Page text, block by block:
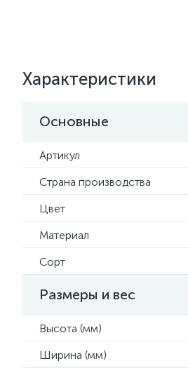
Характеристики
Основные
Артикул
Страна производства
Цвет
Материал
Сорт
Размеры и вес
Высота (мм)
Ширина (мм)